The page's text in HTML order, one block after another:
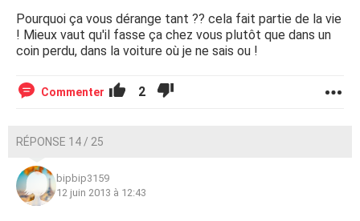
Pourquoi ça vous dérange tant ?? cela fait partie de la vie
! Mieux vaut qu'il fasse ça chez vous plutôt que dans un
coin perdu, dans la voiture où je ne sais ou !
Commenter 2
RÉPONSE 14 / 25
bipbip3159
12 juin 2013 à 12:43